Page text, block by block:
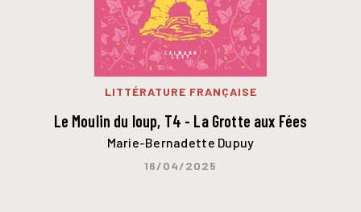
LITTÉRATURE FRANÇAISE
Le Moulin du loup, T4 - La Grotte aux Fées
Marie-Bernadette Dupuy
16/04/2025